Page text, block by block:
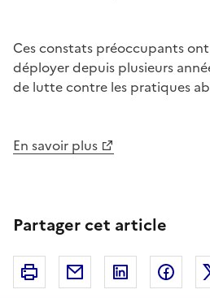
Ces constats préoccupants ont
déployer depuis plusieurs
de lutte contre les pratiques
En savoir plus
Partager cet article
Imprimer Courriel Linkedin